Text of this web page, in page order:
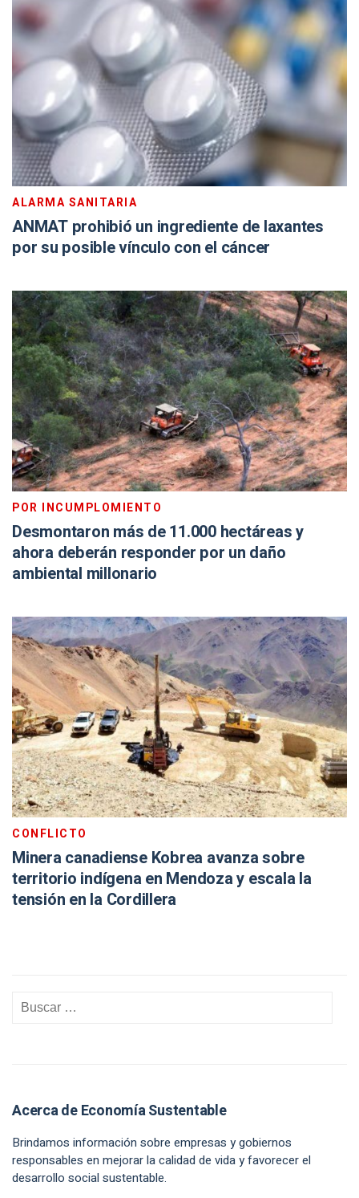
ALARMA SANITARIA
ANMAT prohibió un ingrediente de laxantes
por su posible vínculo con el cáncer
POR INCUMPLOMIENTO
Desmontaron más de 11.000 hectáreas y
ahora deberán responder por un daño
ambiental millonario
CONFLICTO
Minera canadiense Kobrea avanza sobre
territorio indígena en Mendoza y escala la
tensión en la Cordillera
Acerca de Economía Sustentable
Brindamos información sobre empresas y gobiernos
responsables en mejorar la calidad de vida y favorecer el
desarrollo social sustentable.